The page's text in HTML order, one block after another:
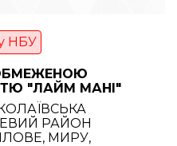
НБУ
"ЛАЙМ МАНІ"
РАЙОН
МИРУ,